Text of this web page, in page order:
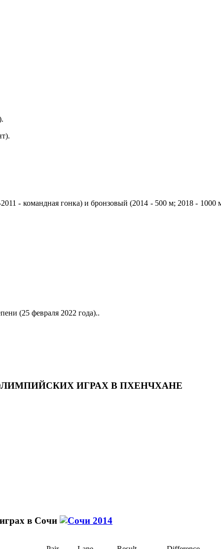
- командная гонка) и бронзовый (2014 - 500 м; 2018 - 1000
(25 февраля 2022 года)..
ИГРАХ В ПХЕНЧХАНЕ
в Сочи